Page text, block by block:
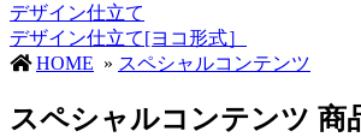
デザイン仕立て
デザイン仕立て[ヨコ形式］
HOME » スペシャルコンテンツ
スペシャルコンテンツ 商